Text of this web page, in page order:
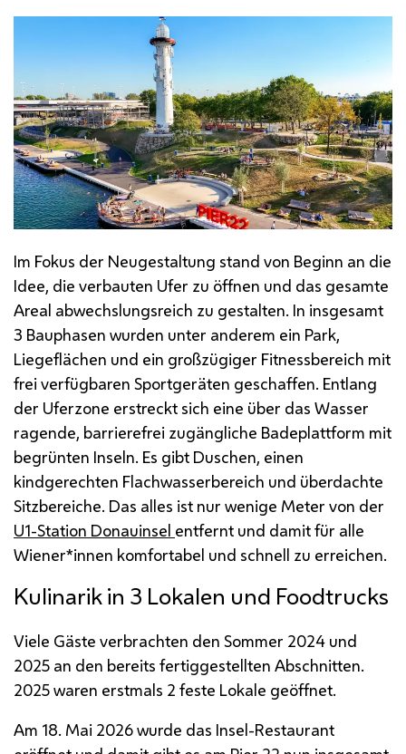
Im Fokus der Neugestaltung stand von Beginn an die
Idee, die verbauten Ufer zu öffnen und das gesamte
Areal abwechslungsreich zu gestalten. In insgesamt
3 Bauphasen wurden unter anderem ein Park,
Liegeflächen und ein großzügiger Fitnessbereich mit
frei verfügbaren Sportgeräten geschaffen. Entlang
der Uferzone erstreckt sich eine über das Wasser
ragende, barrierefrei zugängliche Badeplattform mit
begrünten Inseln. Es gibt Duschen, einen
kindgerechten Flachwasserbereich und überdachte
Sitzbereiche. Das alles ist nur wenige Meter von der
U1-Station Donauinsel entfernt und damit für alle
Wiener*innen komfortabel und schnell zu erreichen.
Kulinarik in 3 Lokalen und Foodtrucks
Viele Gäste verbrachten den Sommer 2024 und
2025 an den bereits fertiggestellten Abschnitten.
2025 waren erstmals 2 feste Lokale geöffnet.
Am 18. Mai 2026 wurde das Insel-Restaurant